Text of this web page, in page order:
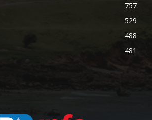
757
529
488
481